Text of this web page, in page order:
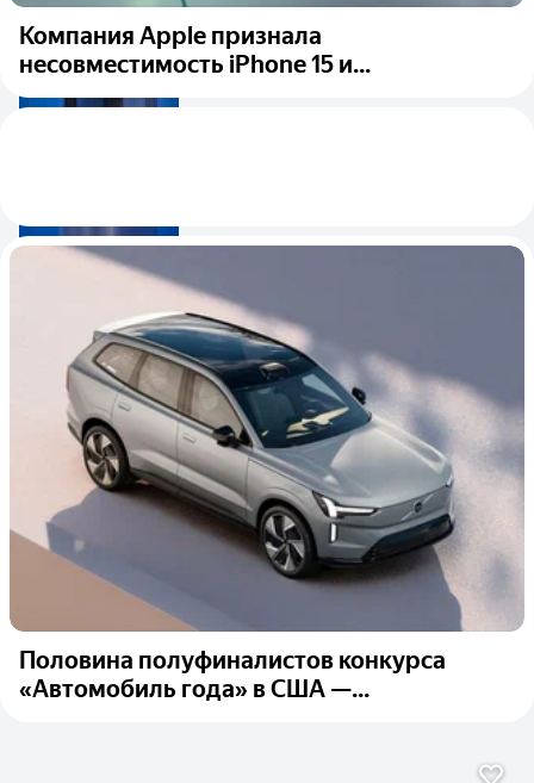
Компания Apple признала
несовместимость iPhone 15 и...
Половина полуфиналистов конкурса
«Автомобиль года» в США —...